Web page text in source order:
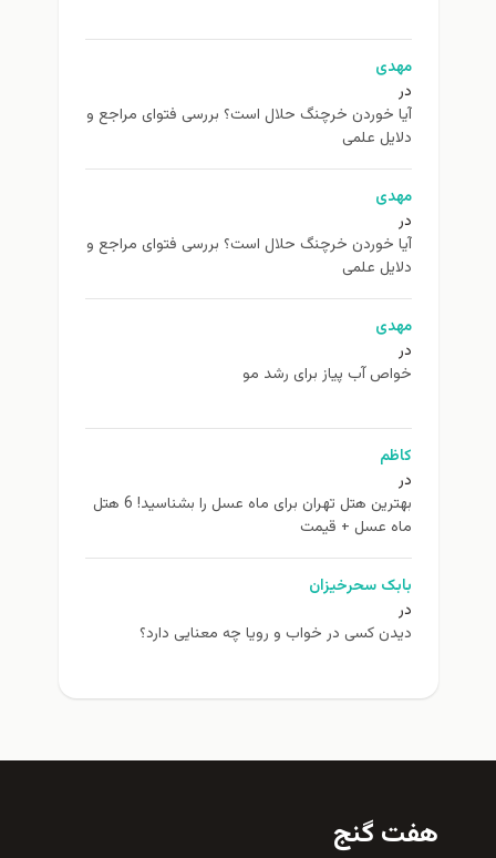
مهدی
در
آیا خوردن خرچنگ حلال است؟ بررسی فتوای مراجع و
دلایل علمی
مهدی
در
آیا خوردن خرچنگ حلال است؟ بررسی فتوای مراجع و
دلایل علمی
مهدی
در
خواص آب پیاز برای رشد مو
کاظم
در
بهترین هتل تهران برای ماه عسل را بشناسید! 6 هتل
ماه عسل + قیمت
بابک سحرخیزان
در
دیدن کسی در خواب و رویا چه معنایی دارد؟
هفت گنج